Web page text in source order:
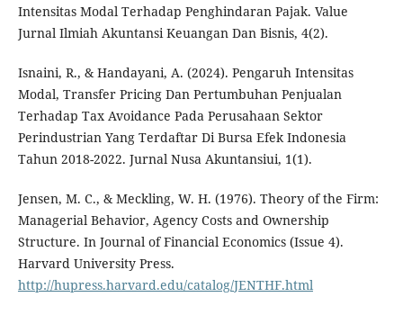
Intensitas Modal Terhadap Penghindaran Pajak. Value
Jurnal Ilmiah Akuntansi Keuangan Dan Bisnis, 4(2).
Isnaini, R., & Handayani, A. (2024). Pengaruh Intensitas
Modal, Transfer Pricing Dan Pertumbuhan Penjualan
Terhadap Tax Avoidance Pada Perusahaan Sektor
Perindustrian Yang Terdaftar Di Bursa Efek Indonesia
Tahun 2018-2022. Jurnal Nusa Akuntansiui, 1(1).
Jensen, M. C., & Meckling, W. H. (1976). Theory of the Firm:
Managerial Behavior, Agency Costs and Ownership
Structure. In Journal of Financial Economics (Issue 4).
Harvard University Press.
http://hupress.harvard.edu/catalog/JENTHF.html